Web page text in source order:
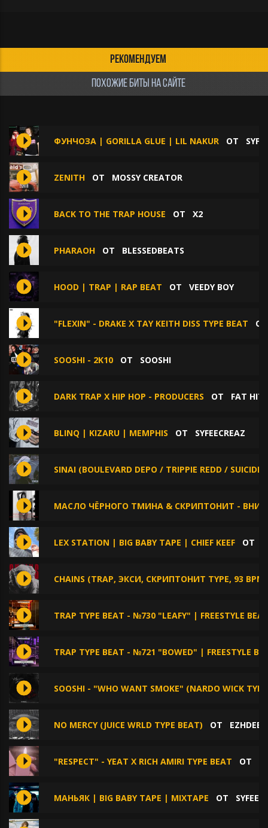
РЕКОМЕНДУЕМ
ПОХОЖИЕ БИТЫ НА САЙТЕ
ФУНЧОЗА | GORILLA GLUE | LIL NAKUR ОТ
ZENITH ОТ MOSSY CREATOR
BACK TO THE TRAP HOUSE ОТ X2
PHARAOH ОТ BLESSEDBEATS
HOOD | TRAP | RAP BEAT ОТ VEEDY BOY
"FLEXIN" - DRAKE X TAY KEITH DISS TYPE BEAT
SOOSHI - 2K10 ОТ SOOSHI
DARK TRAP X HIP HOP - PRODUCERS ОТ FAT HIT
BLINQ | KIZARU | MEMPHIS ОТ SYFEECREAZ
SINAI (BOULEVARD DEPO / TRIPPIE REDD /
МАСЛО ЧЁРНОГО ТМИНА & СКРИПТОНИТ - ВНИЗ
LEX STATION | BIG BABY TAPE | CHIEF KEEF ОТ
CHAINS (TRAP, ЭКСИ, СКРИПТОНИТ TYPE, 93 BPM,
TRAP TYPE BEAT - №730 "LEAFY" | FREESTYLE
TRAP TYPE BEAT - №721 "BOWED" | FREESTYLE
SOOSHI - "WHO WANT SMOKE" (NARDO WICK
NO MERCY (JUICE WRLD TYPE BEAT) ОТ EZHDEE
"RESPECT" - YEAT X RICH AMIRI TYPE BEAT ОТ
МАНЬЯК | BIG BABY TAPE | MIXTAPE ОТ